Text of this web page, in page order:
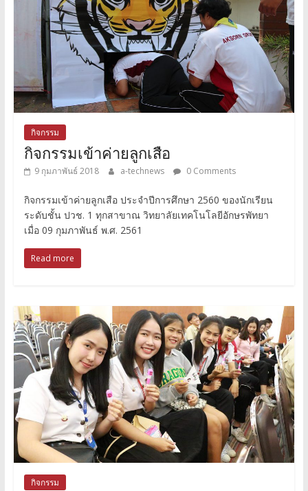
กิจกรรม
กิจกรรมเข้าค่ายลูกเสือ
9 กุมภาพันธ์ 2018 a-technews 0 Comments
กิจกรรมเข้าค่ายลูกเสือ ประจำปีการศึกษา 2560 ของนักเรียน
ระดับชั้น ปวช. 1 ทุกสาขาณ วิทยาลัยเทคโนโลยีอักษรพัทยา
เมื่อ 09 กุมภาพันธ์ พ.ศ. 2561
Read more
กิจกรรม